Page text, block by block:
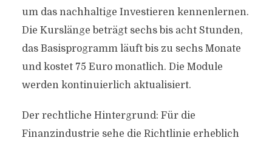
um das nachhaltige Investieren kennenlernen.
Die Kurslänge beträgt sechs bis acht Stunden,
das Basisprogramm läuft bis zu sechs Monate
und kostet 75 Euro monatlich. Die Module
werden kontinuierlich aktualisiert.
Der rechtliche Hintergrund: Für die
Finanzindustrie sehe die Richtlinie erheblich